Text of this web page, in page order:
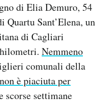
di Elia Demuro, 54
Sant’Elena, un
di Cagliari
Nemmeno
comunali della
non è piaciuta per
scorse settimane